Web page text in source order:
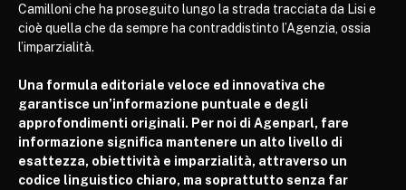
Camilloni che ha proseguito lungo la strada tracciata da Lisi e
cioè quella che da sempre ha contraddistinto l’Agenzia, ossia
l’imparzialità.
Una formula editoriale veloce ed innovativa che
garantisce un’informazione puntuale e degli
approfondimenti originali. Per noi di Agenparl, fare
informazione significa mantenere un alto livello di
esattezza, obiettività e imparzialità, attraverso un
codice linguistico chiaro, ma soprattutto senza far